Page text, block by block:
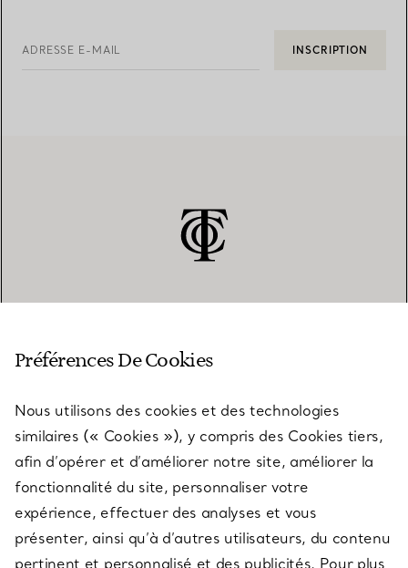
ADRESSE E-MAIL INSCRIPTION
SERVICES
À PROPOS
QUESTIONS LÉGALES
Préférences De Cookies
Nous utilisons des cookies et des technologies
similaires (« Cookies »), y compris des Cookies tiers,
afin d’opérer et d’améliorer notre site, améliorer la
fonctionnalité du site, personnaliser votre
expérience, effectuer des analyses et vous
présenter, ainsi qu’à d’autres utilisateurs, du contenu
pertinent et personnalisé et des publicités. Pour plus